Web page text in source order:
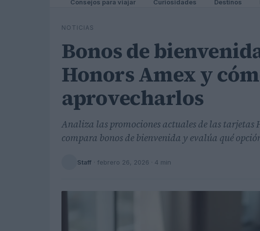
Consejos para viajar Curiosidades Destinos
NOTICIAS
Bonos de
Honors Amex y
aprovecharlos
Analiza las promociones actuales de las tarjetas
compara bonos de bienvenida y evalúa qué
Staff · febrero 26, 2026 · 4 min